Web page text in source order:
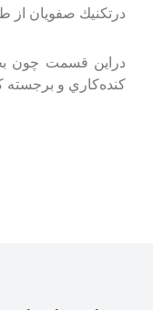
درتكنيك‌ صفويان‌ از
دراين‌ قسمت‌ چون‌
كنده‌كاري‌ و